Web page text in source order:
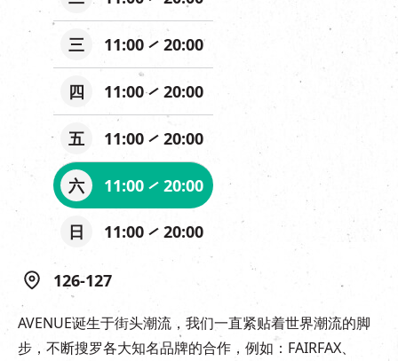
三 11:00 20:00
四 11:00 20:00
五 11:00 20:00
六 11:00 20:00
日 11:00 20:00
126-127
AVENUE诞生于街头潮流，我们一直紧贴着世界潮流的脚
步，不断搜罗各大知名品牌的合作，例如：FAIRFAX、